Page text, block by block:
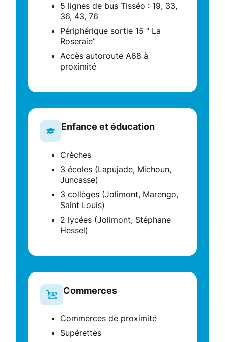
5 lignes de bus Tisséo : 19, 33,
36, 43, 76
Périphérique sortie 15 “ La
Roseraie”
Accès autoroute A68 à
proximité
Enfance et éducation
Crèches
3 écoles (Lapujade, Michoun,
Juncasse)
3 collèges (Jolimont, Marengo,
Saint Louis)
2 lycées (Jolimont, Stéphane
Hessel)
Commerces
Commerces de proximité
Supérettes